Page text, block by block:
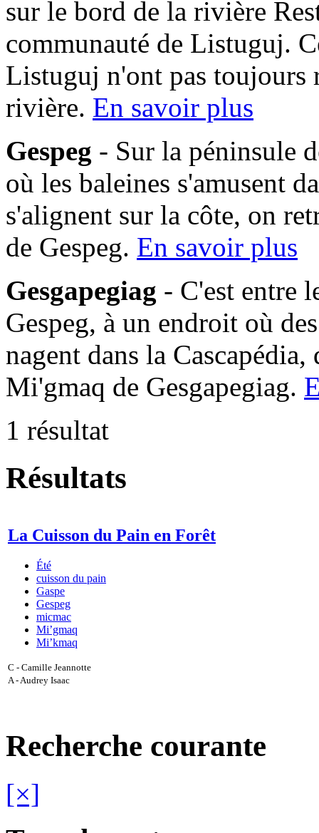
sur le bord de la rivière
communauté de Listuguj.
Listuguj n'ont pas toujours
rivière. En savoir plus
Gespeg - Sur la péninsule
où les baleines s'amusent
s'alignent sur la côte, on
de Gespeg. En savoir plus
Gesgapegiag - C'est entre
Gespeg, à un endroit où
nagent dans la
Mi'gmaq de Gesgapegiag.
1 résultat
Résultats
La Cuisson du Pain en Forêt
Été
cuisson du pain
Gaspe
Gespeg
micmac
Mi’gmaq
Mi’kmaq
C - Camille Jeannotte
A - Audrey Isaac
Recherche courante
[×]